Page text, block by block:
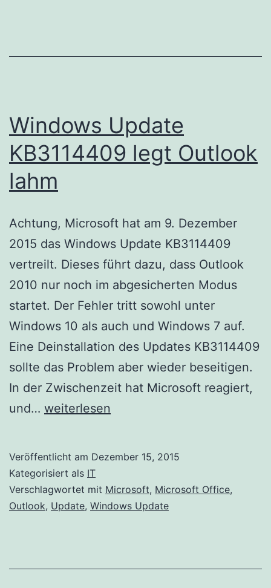
Windows Update
KB3114409 legt Outlook
lahm
Achtung, Microsoft hat am 9. Dezember
2015 das Windows Update KB3114409
vertreilt. Dieses führt dazu, dass Outlook
2010 nur noch im abgesicherten Modus
startet. Der Fehler tritt sowohl unter
Windows 10 als auch und Windows 7 auf.
Eine Deinstallation des Updates KB3114409
sollte das Problem aber wieder beseitigen.
In der Zwischenzeit hat Microsoft reagiert,
und… Windows
legt
Outlook
lahm
weiterlesen
Veröffentlicht am Dezember 15, 2015
Kategorisiert als IT
Verschlagwortet mit Microsoft, Microsoft Office,
Outlook, Update, Windows Update